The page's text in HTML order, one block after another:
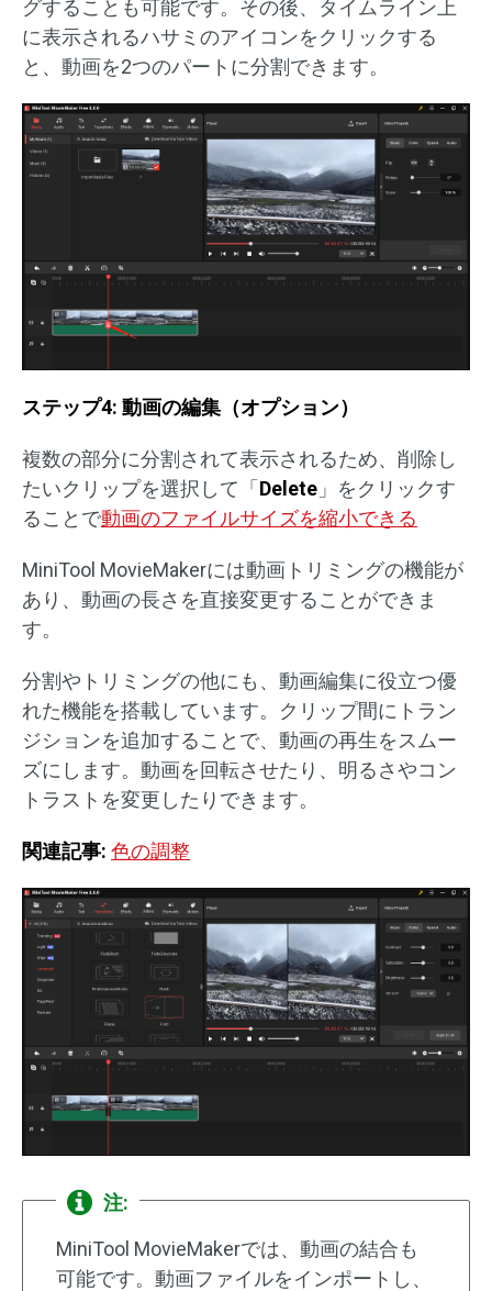
グすることも可能です。その後、タイムライン上
に表示されるハサミのアイコンをクリックする
と、動画を2つのパートに分割できます。
ステップ4: 動画の編集（オプション）
複数の部分に分割されて表示されるため、削除し
たいクリップを選択して「 Delete 」をクリックす
ることで動画のファイルサイズを縮小できる
MiniTool MovieMakerには動画トリミングの機能が
あり、動画の長さを直接変更することができま
す。
分割やトリミングの他にも、動画編集に役立つ優
れた機能を搭載しています。クリップ間にトラン
ジションを追加することで、動画の再生をスムー
ズにします。動画を回転させたり、明るさやコン
トラストを変更したりできます。
関連記事: 色の調整
注:
MiniTool MovieMakerでは、動画の結合も
可能です。動画ファイルをインポートし、